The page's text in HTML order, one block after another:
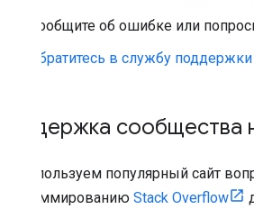
Сообщите об ошибке или
Обратитесь в службу
Поддержка сообщества
Мы используем популярный сайт
программированию Stack Overflow